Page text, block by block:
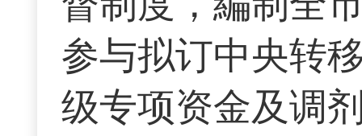
参与拟订中央转
级专项资金及调